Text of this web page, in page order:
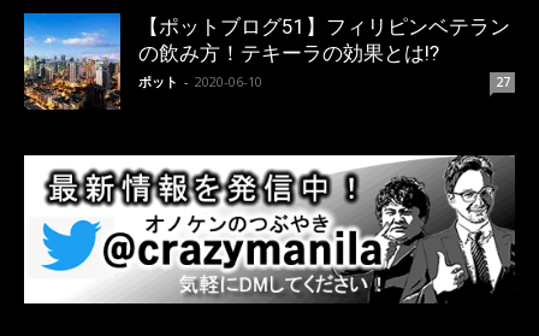
【ポットブログ51】フィリピンベテラン
の飲み方！テキーラの効果とは!?
ポット - 2020-06-10 27